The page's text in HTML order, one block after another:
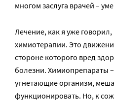
многом заслуга врачей –
Лечение, как я уже говорил,
химиотерапии. Это
стороне которого вред
болезни. Химиопрепараты
угнетающие организм,
функционировать. Но, к